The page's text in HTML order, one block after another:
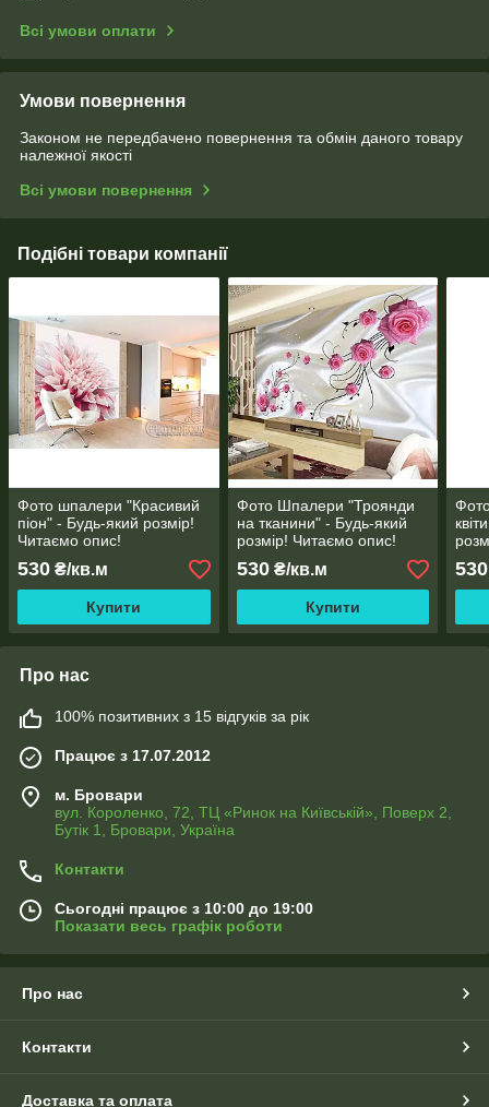
Всі умови оплати
Умови повернення
Законом не передбачено повернення та обмін даного товару
належної якості
Всі умови повернення
Подібні товари компанії
Фото шпалери "Красивий
піон" - Будь-який розмір!
Читаємо опис!
530 ₴/кв.м
Купити
Фото Шпалери "Троянди
на тканини" - Будь-який
розмір! Читаємо опис!
530₴/кв.м
Купити
530
Про нас
100% позитивних з 15 відгуків за рік
Працює з 17.07.2012
м. Бровари
вул. Короленко, 72, ТЦ «Ринок на Київській», Поверх 2,
Бутік 1, Бровари, Україна
Контакти
Сьогодні працює з 10:00 до 19:00
Показати весь графік роботи
Про нас
Контакти
Доставка та оплата